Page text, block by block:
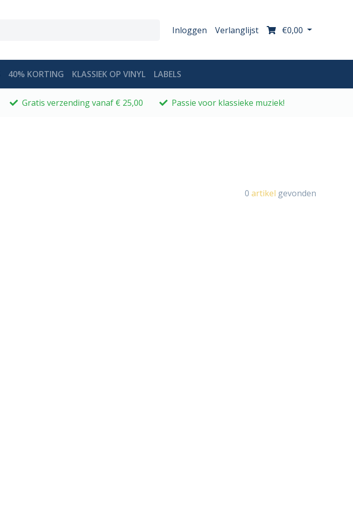
Inloggen Verlanglijst €0,00
40% KORTING KLASSIEK OP VINYL LABELS
Gratis verzending vanaf € 25,00 Passie voor klassieke muziek!
0 artikel gevonden